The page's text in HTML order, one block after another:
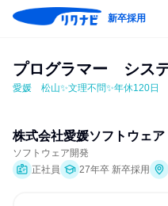
新卒採用
プログラマー　シス
愛媛　松山✨文理不問✨年休120日
株式会社愛媛ソフトウェア
ソフトウェア開発
正社員
27年卒 新卒採用